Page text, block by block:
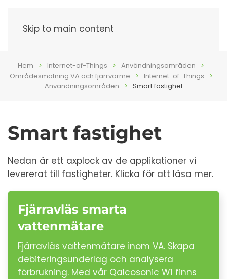
Skip to main content
Hem Internet-of-Things
Användningsområden
Områdesmätning VA och fjärrvärme
Internet-of-Things
Användningsområden
Smart fastighet
Smart fastighet
Nedan är ett axplock av de applikationer vi
levererat till fastigheter. Klicka för att läsa mer.
Fjärravläs smarta
vattenmätare
Fjärravläs vattenmätare inom VA. Skapa
debiteringsunderlag och analysera
förbrukning. Med vår Qalcosonic W1 finns